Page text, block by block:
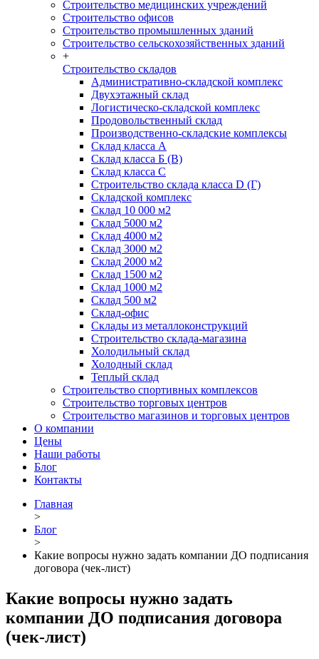
Строительство медицинских учреждений
Строительство офисов
Строительство промышленных зданий
Строительство сельскохозяйственных зданий
+
Строительство складов
Административно-складской комплекс
Двухэтажный склад
Логистическо-складской комплекс
Продовольственный склад
Производственно-складские комплексы
Склад класса А
Склад класса Б (B)
Склад класса С
Строительство склада класса D (Г)
Складской комплекс
Склад 10 000 м2
Склад 5000 м2
Склад 4000 м2
Склад 3000 м2
Склад 2000 м2
Склад 1500 м2
Склад 1000 м2
Склад 500 м2
Склад-офис
Склады из металлоконструкций
Строительство склада-магазина
Холодильный склад
Холодный склад
Теплый склад
Строительство спортивных комплексов
Строительство торговых центров
Строительство магазинов и торговых центров
О компании
Цены
Наши работы
Блог
Контакты
Главная
>
Блог
>
Какие вопросы нужно задать компании ДО подписания
договора (чек-лист)
Какие вопросы нужно задать
компании ДО подписания договора
(чек-лист)